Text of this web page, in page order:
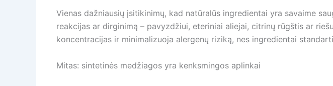
Vienas dažniausių įsitikinimų, kad natūralūs ingredientai yra savaime
reakcijas ar dirginimą – pavyzdžiui, eteriniai aliejai, citrinų rūgštis ar
koncentracijas ir minimalizuoja alergenų riziką, nes ingredientai
Mitas: sintetinės medžiagos yra kenksmingos aplinkai